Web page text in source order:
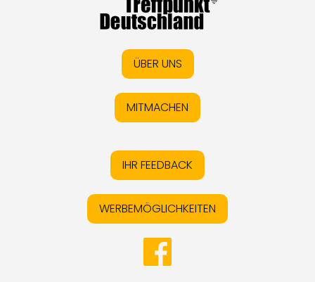
ÜBER UNS
MITMACHEN
IHR FEEDBACK
WERBEMÖGLICHKEITEN